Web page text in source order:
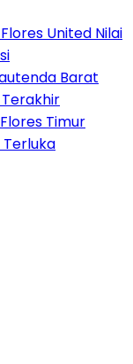
United Nilai
Barat
Timur
Terluka